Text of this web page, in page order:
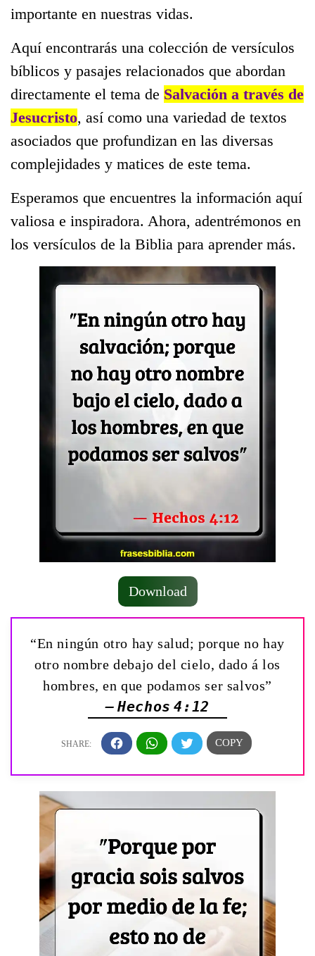
importante en nuestras vidas.
Aquí encontrarás una colección de versículos
bíblicos y pasajes relacionados que abordan
directamente el tema de Salvación a través de
Jesucristo, así como una variedad de textos
asociados que profundizan en las diversas
complejidades y matices de este tema.
Esperamos que encuentres la información aquí
valiosa e inspiradora. Ahora, adentrémonos en
los versículos de la Biblia para aprender más.
Download
“En ningún otro hay salud; porque no hay
otro nombre debajo del cielo, dado á los
hombres, en que podamos ser salvos”
— Hechos 4:12